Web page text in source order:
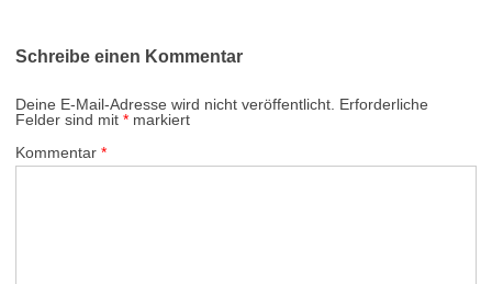
Schreibe einen Kommentar
Deine E-Mail-Adresse wird nicht veröffentlicht. Erforderliche
Felder sind mit * markiert
Kommentar *